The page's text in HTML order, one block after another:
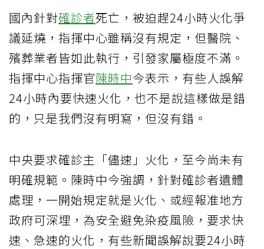
國內針對確診者死亡，被迫趕24小時火化爭
議延燒，指揮中心雖稱沒有規定，但醫院、
殯葬業者皆如此執行，引發家屬極度不滿。
指揮中心指揮官陳時中今表示，有些人誤解
24小時內要快速火化，也不是說這樣做是錯
的，只是我們沒有明寫，但沒有錯。
中央要求確診主「儘速」火化，至今尚未有
明確規範。陳時中今強調，針對確診者遺體
處理，一開始規定就是火化、或經報准地方
政府可深埋，為安全避免染疫風險，要求快
速、急速的火化，有些新聞誤解說要24小時